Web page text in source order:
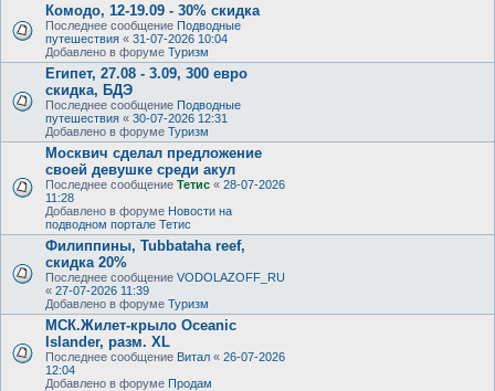
Комодо, 12-19.09 - 30% скидка
Последнее сообщение Подводные
путешествия « 31-07-2026 10:04
Добавлено в форуме Туризм
Египет, 27.08 - 3.09, 300 евро
скидка, БДЭ
Последнее сообщение Подводные
путешествия « 30-07-2026 12:31
Добавлено в форуме Туризм
Москвич сделал предложение
своей девушке среди акул
Последнее сообщение Тетис « 28-07-2026
11:28
Добавлено в форуме Новости на
подводном портале Тетис
Филиппины, Tubbataha reef,
скидка 20%
Последнее сообщение VODOLAZOFF_RU
« 27-07-2026 11:39
Добавлено в форуме Туризм
МСК.Жилет-крыло Oceanic
Islander, разм. XL
Последнее сообщение Витал « 26-07-2026
12:04
Добавлено в форуме Продам